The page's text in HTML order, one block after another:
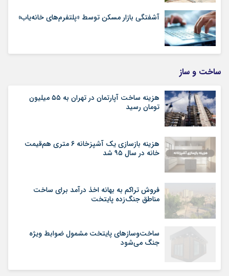
آشفتگی بازار مسکن توسط «پلتفرم‌های خانه‌یاب»
ساخت و ساز
هزینه ساخت آپارتمان در تهران به ۵۵ میلیون
تومان رسید
هزینه بازسازی یک آشپزخانه ۶ متری هم‌قیمت
خانه در سال ۹۵ شد
فروش تراکم به بهانه اخذ درآمد برای ساخت
مناطق جنگ‌زده پایتخت
ساخت‌وسازهای پایتخت مشمول ضوابط ویژه
جنگ می‌شود